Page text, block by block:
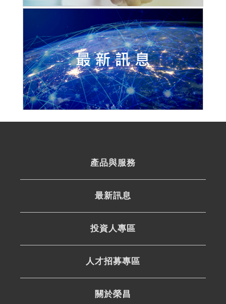
產品與服務
最新訊息
投資人專區
人才招募專區
關於榮昌